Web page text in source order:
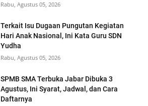
Rabu, Agustus 05, 2026
Terkait Isu Dugaan Pungutan Kegiatan
Hari Anak Nasional, Ini Kata Guru SDN
Yudha
Rabu, Agustus 05, 2026
SPMB SMA Terbuka Jabar Dibuka 3
Agustus, Ini Syarat, Jadwal, dan Cara
Daftarnya